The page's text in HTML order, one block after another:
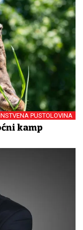
PUSTOLOVINA
kamp